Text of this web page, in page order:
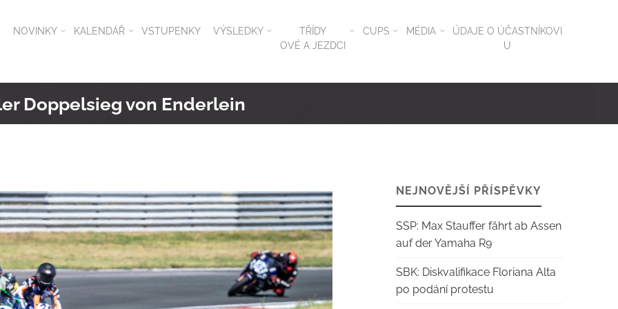
NOVINKY KALENDÁŘ VSTUPENKY VÝSLEDKY
TŘÍDY
OVÉ A JEZDCI
CUPS MÉDIA
ÚDAJE O ÚČASTNÍKOVI
U
Doppelsieg von Enderlein
NEJNOVĚJŠÍ PŘÍSPĚVKY
SSP: Max Stauffer fährt ab Assen
auf der Yamaha R9
SBK: Diskvalifikace Floriana Alta
po podání protestu